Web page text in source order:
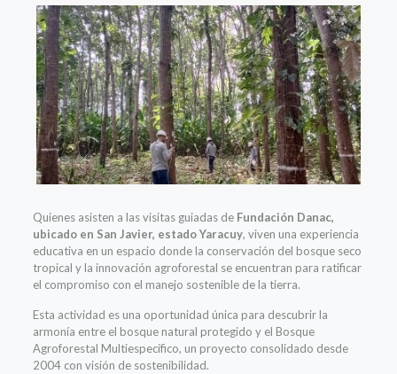
Quienes asisten a las visitas guiadas de Fundación Danac,
ubicado en San Javier, estado Yaracuy, viven una experiencia
educativa en un espacio donde la conservación del bosque seco
tropical y la innovación agroforestal se encuentran para ratificar
el compromiso con el manejo sostenible de la tierra.
Esta actividad es una oportunidad única para descubrir la
armonía entre el bosque natural protegido y el Bosque
Agroforestal Multiespecífico, un proyecto consolidado desde
2004 con visión de sostenibilidad.